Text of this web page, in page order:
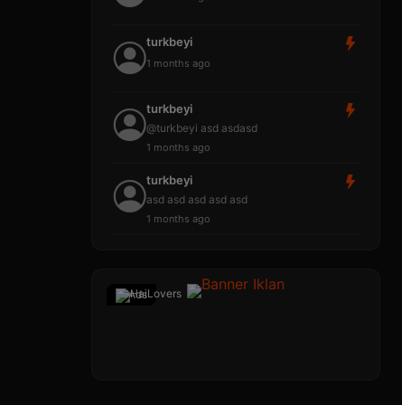
turkbeyi
1 months ago
turkbeyi
@turkbeyi asd asdasd
1 months ago
turkbeyi
asd asd asd asd asd
1 months ago
Ads